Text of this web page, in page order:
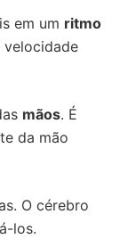
em um ritmo
velocidade
mãos. É
da mão
O cérebro
los.